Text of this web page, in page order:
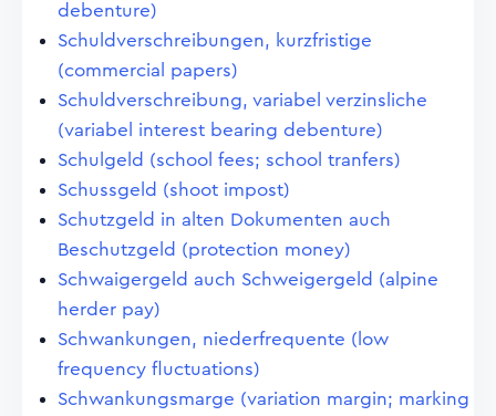
debenture)
Schuldverschreibungen, kurzfristige
(commercial papers)
Schuldverschreibung, variabel verzinsliche
(variabel interest bearing debenture)
Schulgeld (school fees; school tranfers)
Schussgeld (shoot impost)
Schutzgeld in alten Dokumenten auch
Beschutzgeld (protection money)
Schwaigergeld auch Schweigergeld (alpine
herder pay)
Schwankungen, niederfrequente (low
frequency fluctuations)
Schwankungsmarge (variation margin; marking